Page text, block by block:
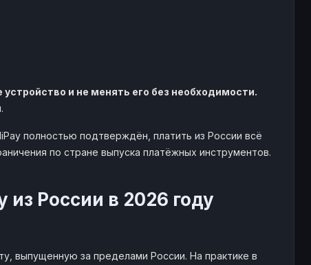
и не менять его без необходимости.
полностью подтверждён, платить из России всё
по стране выпуска платёжных инструментов.
России в 2026 году
выпущенную за пределами России. На практике в